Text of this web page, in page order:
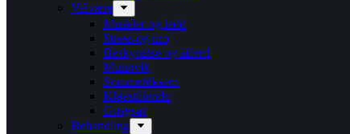
Velvære
Muskler og ledd
Stress og uro
Beskyttelse og atferd
Munnvik
Sommereksem
Kløestillende
Gnagsår
Behandling